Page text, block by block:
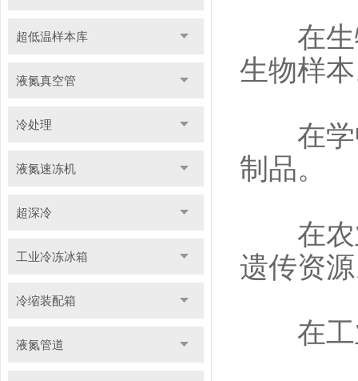
超低温样本库
液氮真空管
冷处理
液氮速冻机
超深冷
工业冷冻冰箱
冷缩装配箱
液氮管道
在生物
生物样
在学中
制品。
在农业
遗传资
在工业